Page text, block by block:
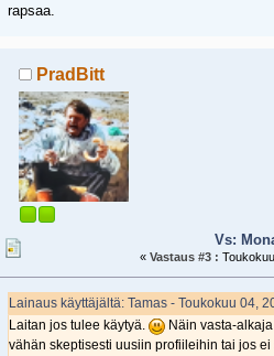
rapsaa.
PradBitt
Vs:
« Vastaus #3 :
Lainaus käyttäjältä: Tamas - Toukokuu 04,
Laitan jos tulee käytyä.
Näin vasta-
vähän skeptisesti uusiin profiileihin tai jos